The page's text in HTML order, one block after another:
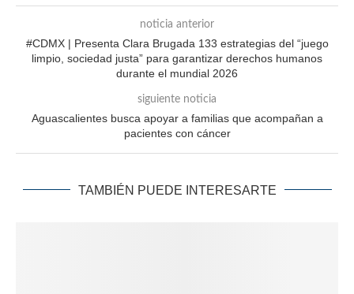
noticia anterior
#CDMX | Presenta Clara Brugada 133 estrategias del “juego
limpio, sociedad justa” para garantizar derechos humanos
durante el mundial 2026
siguiente noticia
Aguascalientes busca apoyar a familias que acompañan a
pacientes con cáncer
TAMBIÉN PUEDE INTERESARTE